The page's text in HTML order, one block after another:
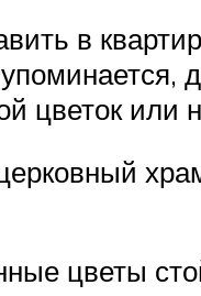
в
или
цветы